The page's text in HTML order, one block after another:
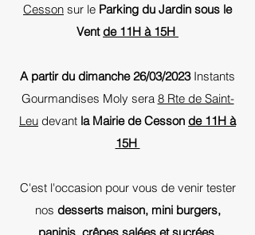
Cesson sur le Parking du Jardin sous le
Vent de 11H à 15H
A partir du dimanche 26/03/2023Instants
Gourmandises Moly sera 8 Rte de Saint-
Leu devant la Mairie de Cesson de 11H à
15H
C'est l'occasion pour vous de venir tester
nos desserts maison, mini burgers,
paninis, crêpes salées et sucrées,